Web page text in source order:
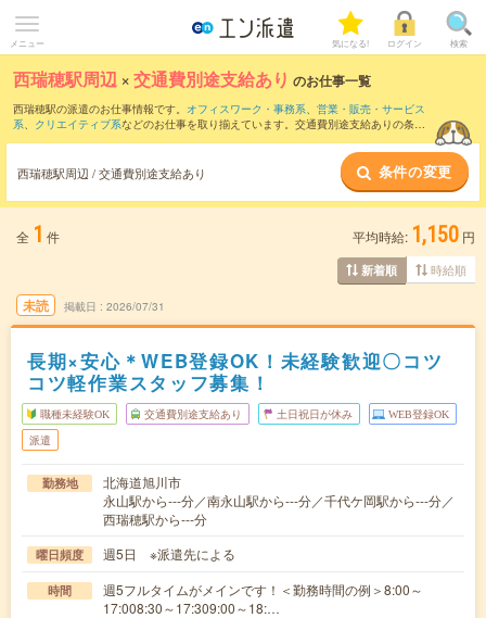
メニュー 気になる! ログイン 検索
西瑞穂駅周辺 ×交通費別途支給あり のお仕事一覧
西瑞穂駅の派遣のお仕事情報です。 オフィスワーク・事務系、 営業・販売・サービス
系、 クリエイティブ系などのお仕事を取り揃えています。交通費別途支給ありの条件
西瑞穂駅周辺 / 交通費別途支給あり 条件の変更
全 1 件 平均時給: 1,150 円
新着順 時給順
未読 掲載日 2026/07/31
長期×安心＊WEB登録OK！未経験歓迎〇コツ
コツ軽作業スタッフ募集！
職種未経験OK 交通費別途支給あり 土日祝日が休み WEB登録OK
派遣
勤務地
北海道旭川市
永山駅から---分／南永山駅から---分／千代ケ岡駅から---分／
西瑞穂駅から---分
曜日頻度 週5日 ※派遣先による
時間
週5フルタイムがメインです！＜勤務時間の例＞8:00～
17:008:30～17:309:00～18:…